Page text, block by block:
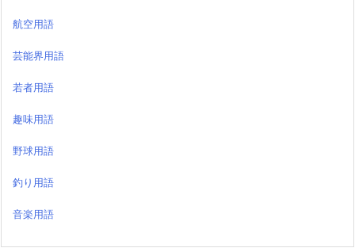
航空用語
芸能界用語
若者用語
趣味用語
野球用語
釣り用語
音楽用語